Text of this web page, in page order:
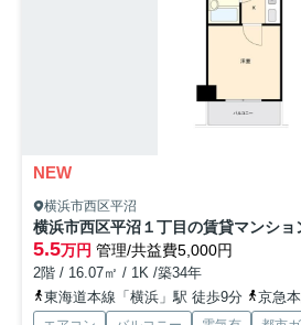
NEW
横浜市西区平沼
横浜市西区平沼１丁目の賃貸マンショ
5.5万円 管理/共益費5,000円
2階 / 16.07㎡ / 1K /築34年
東海道本線「横浜」駅 徒歩9分
京急